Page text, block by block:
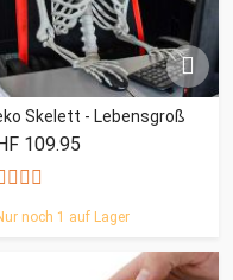
Skelett - Lebensgroß
109.95
noch 1 auf Lager